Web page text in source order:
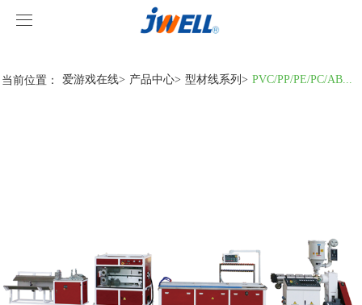
爱游戏在线
造粒线系列
爱游戏在线
爱游戏在线-爱游戏在线(中国)
当前位置： 爱游戏在线> 产品中心> 型材线系列> PVC/PP/PE/PC/AB...